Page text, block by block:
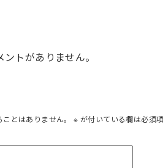
トがありません。
とはありません。 ※ が付いている欄は必須